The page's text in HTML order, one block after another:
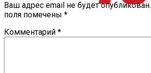
Ваш адрес email не будет опубликован.
поля помечены *
Комментарий *